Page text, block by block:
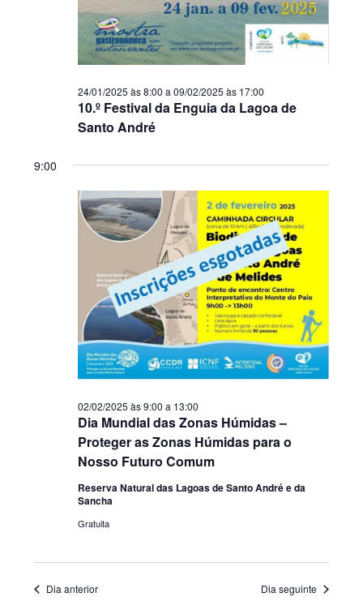
10.º Festival da Enguia da Lagoa de
Santo André
24/01/2025 às 8:00 a 09/02/2025 às 17:00
9:00
Dia Mundial das Zonas Húmidas –
Proteger as Zonas Húmidas para o
Nosso Futuro Comum
02/02/2025 às 9:00 a 13:00
Reserva Natural das Lagoas de Santo André e da
Sancha
Gratuita
Dia anterior Dia seguinte